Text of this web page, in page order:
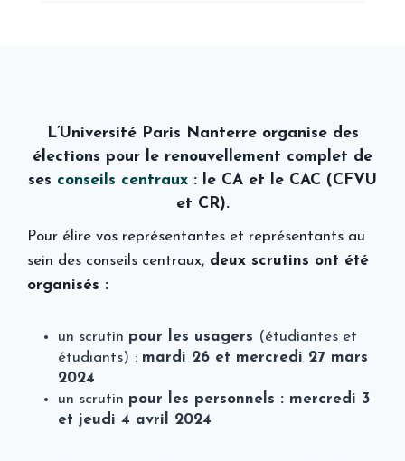
L’Université Paris Nanterre organise des
élections pour le renouvellement complet de
ses conseils centraux : le CA et le CAC (CFVU
et CR).
Pour élire vos représentantes et représentants au
sein des conseils centraux, deux scrutins ont été
organisés :
un scrutin pour les usagers (étudiantes et
étudiants) : mardi 26 et mercredi 27 mars
2024
un scrutin pour les personnels : mercredi 3
et jeudi 4 avril 2024